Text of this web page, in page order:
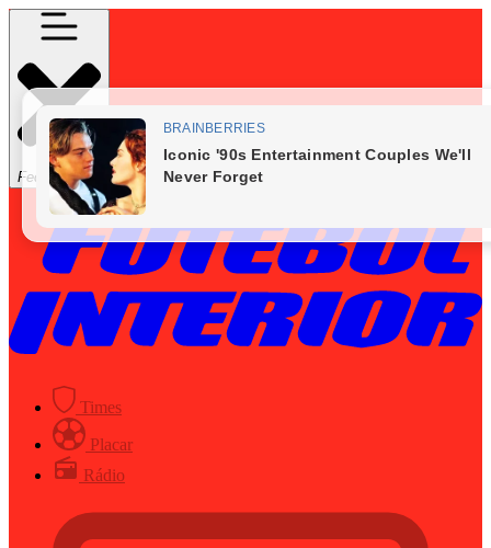
Fechar Menu
Times
Placar
Rádio